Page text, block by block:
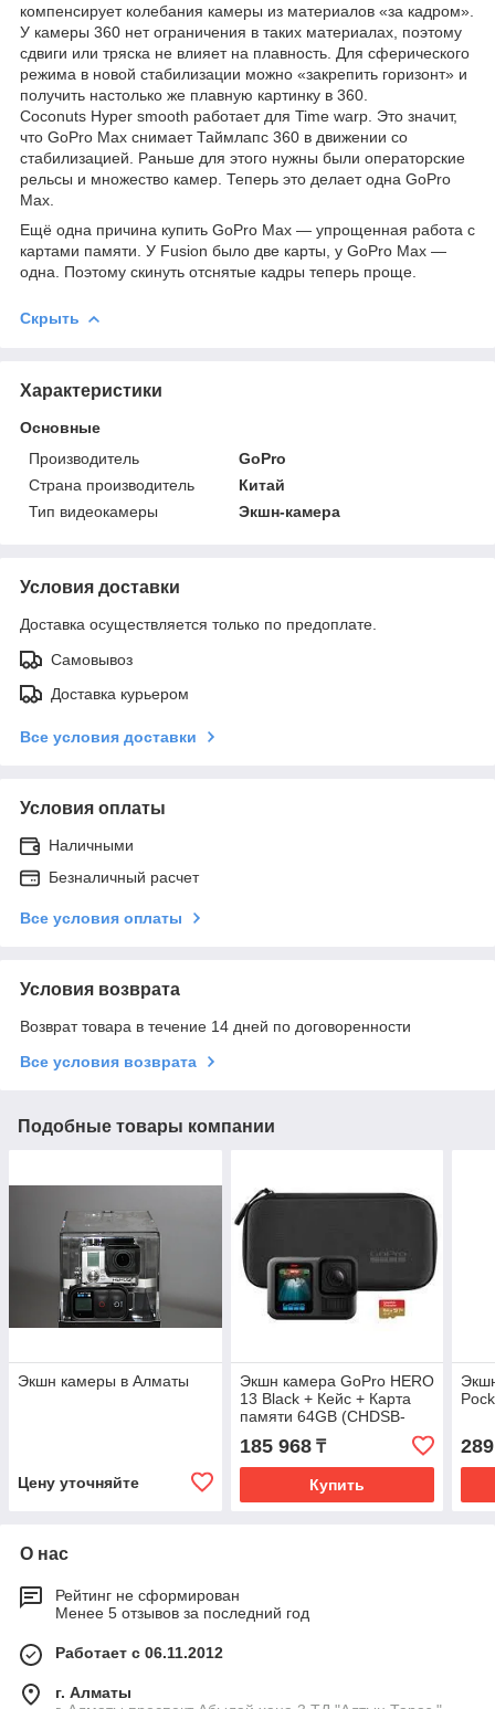
компенсирует колебания камеры из материалов «за кадром».
У камеры 360 нет ограничения в таких материалах, поэтому
сдвиги или тряска не влияет на плавность. Для сферического
режима в новой стабилизации можно «закрепить горизонт» и
получить настолько же плавную картинку в 360.
Coconuts Hyper smooth работает для Time warp. Это значит,
что GoPro Max снимает Таймлапс 360 в движении со
стабилизацией. Раньше для этого нужны были операторские
рельсы и множество камер. Теперь это делает одна GoPro
Max.
Ещё одна причина купить GoPro Max — упрощенная работа с
картами памяти. У Fusion было две карты, у GoPro Max —
одна. Поэтому скинуть отснятые кадры теперь проще.
Скрыть
Характеристики
Основные
Производитель
GoPro
Страна производитель
Китай
Тип видеокамеры
Экшн-камера
Условия доставки
Доставка осуществляется только по предоплате.
Самовывоз
Доставка курьером
Все условия доставки
Условия оплаты
Наличными
Безналичный расчет
Все условия оплаты
Условия возврата
Возврат товара в течение 14 дней по договоренности
Все условия возврата
Подобные товары компании
Экшн камеры в Алматы
Цену уточняйте
Экшн камера GoPro HERO
13 Black + Кейс + Карта
памяти 64GB (CHDSB-
185 968₸
Купить
О нас
Рейтинг не сформирован
Менее 5 отзывов за последний год
Работает с 06.11.2012
г. Алматы